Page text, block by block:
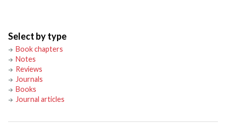
Select by type
Book chapters
Notes
Reviews
Journals
Books
Journal articles